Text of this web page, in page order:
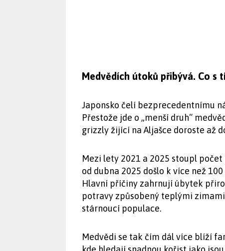
Medvědích útoků přibývá. Co s
Japonsko čelí bezprecedentnímu
Přestože jde o „menší druh“
grizzly žijící na Aljašce doroste až
Mezi lety 2021 a 2025 stoupl
od dubna 2025 došlo k více než
Hlavní příčiny zahrnují úbytek
potravy způsobený teplými
stárnoucí populace.
Medvědi se tak čím dál více blíží